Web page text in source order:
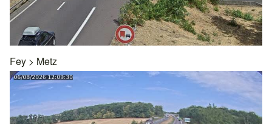
Fey > Metz